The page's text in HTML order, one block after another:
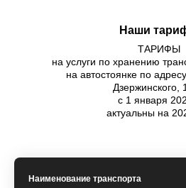
ТАРИФЫ
на услуги по хранению
на автостоянке по
Дзержинского,
с 1 января
актуальны на
Наши
Наименование транспорта